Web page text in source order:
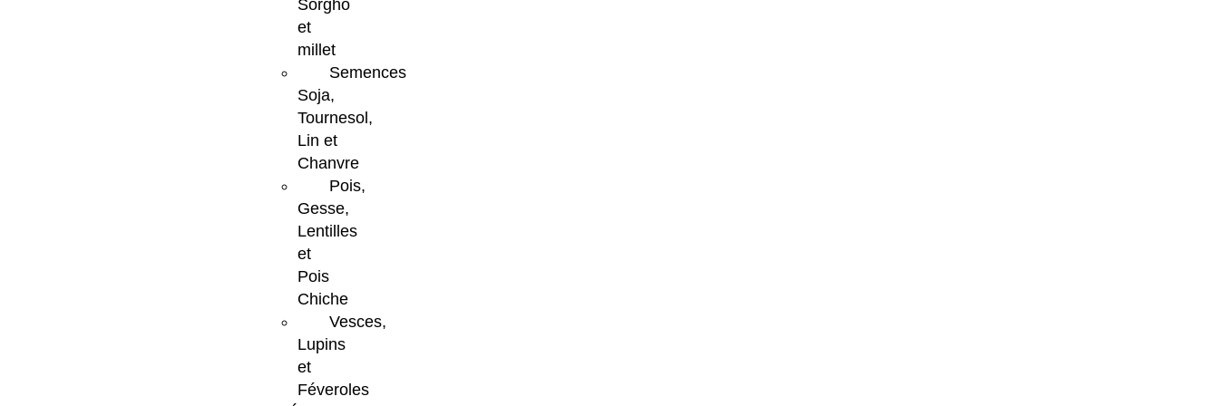
Sorgho
et
millet
Semences
Soja,
Tournesol,
Lin et
Chanvre
Pois,
Gesse,
Lentilles
et
Pois
Chiche
Vesces,
Lupins
et
Féveroles